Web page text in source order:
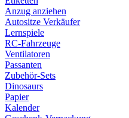
Anzug anziehen
Autositze Verkäufer
Lernspiele
RC-Fahrzeuge
Ventilatoren
Passanten
Zubehör-Sets
Dinosaurs
Papier
Kalender